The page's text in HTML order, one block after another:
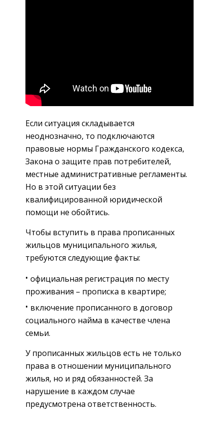
Если ситуация складывается
неоднозначно, то подключаются
правовые нормы Гражданского кодекса,
Закона о защите прав потребителей,
местные административные регламенты.
Но в этой ситуации без
квалифицированной юридической
помощи не обойтись.
Чтобы вступить в права прописанных
жильцов муниципального жилья,
требуются следующие факты:
официальная регистрация по месту
проживания – прописка в квартире;
включение прописанного в договор
социального найма в качестве члена
семьи.
У прописанных жильцов есть не только
права в отношении муниципального
жилья, но и ряд обязанностей. За
нарушение в каждом случае
предусмотрена ответственность.